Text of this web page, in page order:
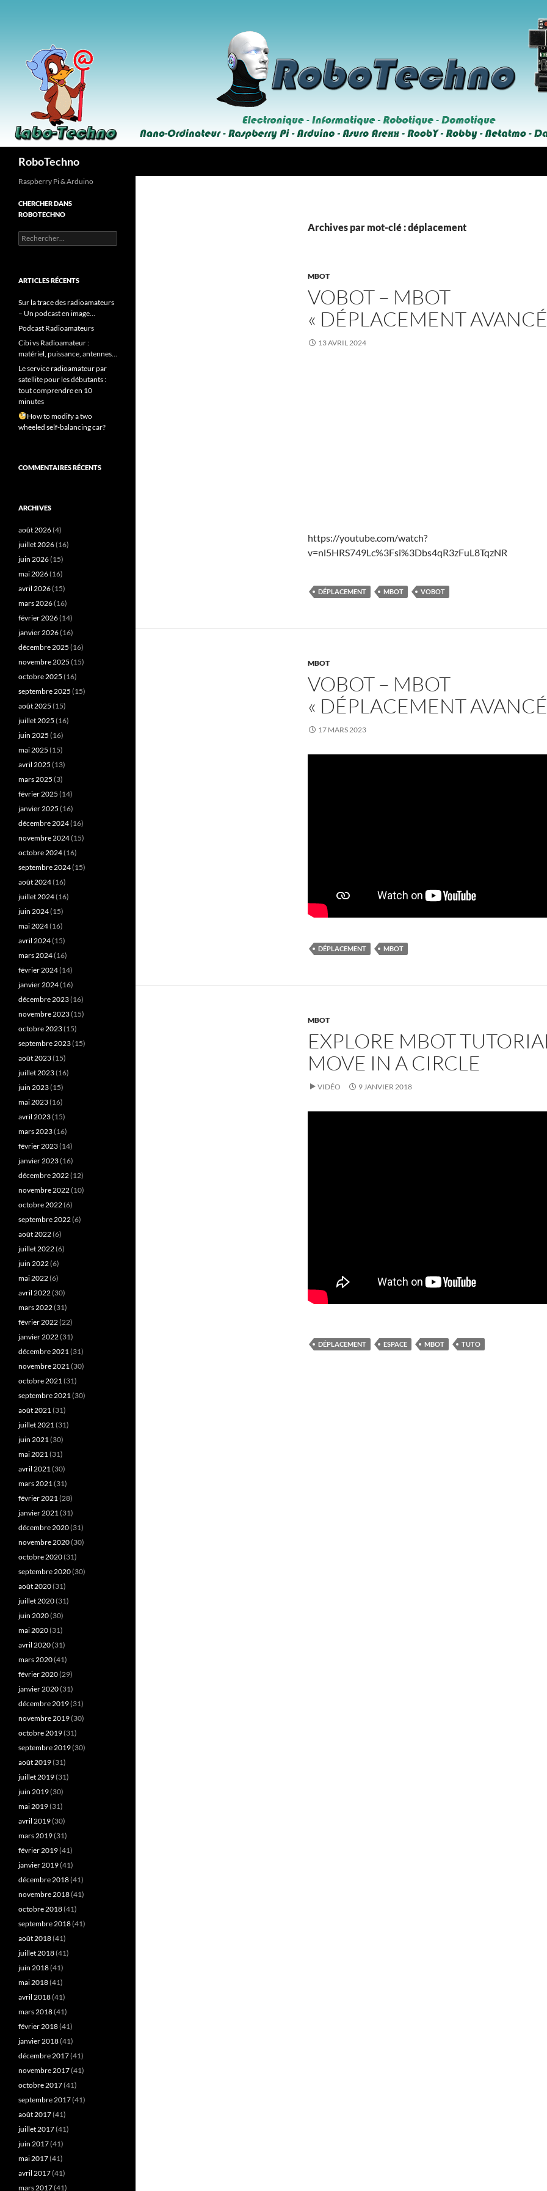
RoboTechno
Archives par mot-clé : déplacement
MBOT
VOBOT – MBOT
« DÉPLACEMENT
13 AVRIL 2024
https://youtube.com/watch?
v=nl5HRS749Lc%3Fsi%3Dbs4qR3zFuL8TqzNR
DÉPLACEMENT MBOT VOBOT
MBOT
VOBOT – MBOT
« DÉPLACEMENT
17 MARS 2023
DÉPLACEMENT MBOT
MBOT
EXPLORE MBOT
MOVE IN A CIRCLE
VIDÉO 9 JANVIER 2018
DÉPLACEMENT ESPACE MBOT TUTO
Raspberry Pi & Arduino
CHERCHER DANS
ROBOTECHNO
Rechercher :
ARTICLES RÉCENTS
Sur la trace des radioamateurs
– Un podcast en image…
Podcast Radioamateurs
Cibi vs Radioamateur :
matériel, puissance, antennes…
Le service radioamateur par
satellite pour les débutants :
tout comprendre en 10
minutes
How to modify a two
wheeled self-balancing car?
COMMENTAIRES RÉCENTS
ARCHIVES
août 2026(4)
juillet 2026(16)
juin 2026(15)
mai 2026(16)
avril 2026(15)
mars 2026(16)
février 2026(14)
janvier 2026(16)
décembre 2025 (16)
novembre 2025 (15)
octobre 2025 (16)
septembre 2025 (15)
août 2025 (15)
juillet 2025 (16)
juin 2025 (16)
mai 2025 (15)
avril 2025 (13)
mars 2025 (3)
février 2025 (14)
janvier 2025 (16)
décembre 2024(16)
novembre 2024(15)
octobre 2024(16)
septembre 2024(15)
août 2024(16)
juillet 2024(16)
juin 2024(15)
mai 2024(16)
avril 2024(15)
mars 2024(16)
février 2024(14)
janvier 2024(16)
décembre 2023(16)
novembre 2023(15)
octobre 2023(15)
septembre 2023(15)
août 2023(15)
juillet 2023(16)
juin 2023(15)
mai 2023(16)
avril 2023(15)
mars 2023(16)
février 2023(14)
janvier 2023(16)
décembre 2022(12)
novembre 2022(10)
octobre 2022(6)
septembre 2022(6)
août 2022(6)
juillet 2022(6)
juin 2022(6)
mai 2022(6)
avril 2022(30)
mars 2022(31)
février 2022(22)
janvier 2022(31)
décembre 2021(31)
novembre 2021(30)
octobre 2021(31)
septembre 2021(30)
août 2021(31)
juillet 2021(31)
juin 2021(30)
mai 2021(31)
avril 2021(30)
mars 2021(31)
février 2021(28)
janvier 2021(31)
décembre 2020(31)
novembre 2020(30)
octobre 2020(31)
septembre 2020(30)
août 2020(31)
juillet 2020(31)
juin 2020(30)
mai 2020(31)
avril 2020(31)
mars 2020(41)
février 2020(29)
janvier 2020(31)
décembre 2019(31)
novembre 2019(30)
octobre 2019(31)
septembre 2019(30)
août 2019(31)
juillet 2019(31)
juin 2019(30)
mai 2019(31)
avril 2019(30)
mars 2019(31)
février 2019(41)
janvier 2019(41)
décembre 2018(41)
novembre 2018(41)
octobre 2018(41)
septembre 2018(41)
août 2018(41)
juillet 2018(41)
juin 2018(41)
mai 2018(41)
avril 2018(41)
mars 2018(41)
février 2018(41)
janvier 2018(41)
décembre 2017(41)
novembre 2017(41)
octobre 2017(41)
septembre 2017(41)
août 2017(41)
juillet 2017(41)
juin 2017(41)
mai 2017(41)
avril 2017(41)
mars 2017(41)